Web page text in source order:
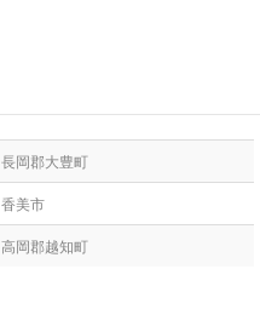
長岡郡大豊町
香美市
高岡郡越知町